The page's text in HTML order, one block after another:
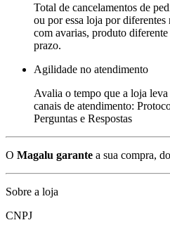
Total de cancelamentos de
ou por essa loja por
com avarias, produto
prazo.
Agilidade no atendimento
Avalia o tempo que a loja
canais de atendimento:
Perguntas e Respostas
O Magalu garante a sua compra,
Sobre a loja
CNPJ